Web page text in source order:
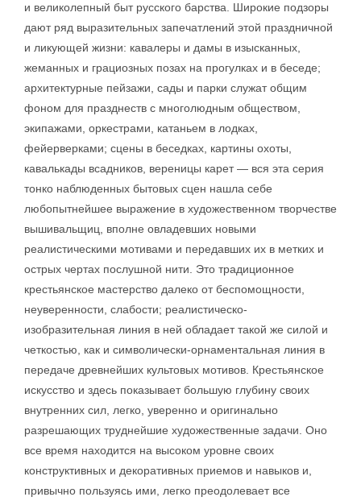
и великолепный быт русского барства. Широкие подзоры
дают ряд выразительных запечатлений этой праздничной
и ликующей жизни: кавалеры и дамы в изысканных,
жеманных и грациозных позах на прогулках и в беседе;
архитектурные пейзажи, сады и парки служат общим
фоном для празднеств с многолюдным обществом,
экипажами, оркестрами, катаньем в лодках,
фейерверками; сцены в беседках, картины охоты,
кавалькады всадников, вереницы карет — вся эта серия
тонко наблюденных бытовых сцен нашла себе
любопытнейшее выражение в художественном творчестве
вышивальщиц, вполне овладевших новыми
реалистическими мотивами и передавших их в метких и
острых чертах послушной нити. Это традиционное
крестьянское мастерство далеко от беспомощности,
неуверенности, слабости; реалистическо-
изобразительная линия в ней обладает такой же силой и
четкостью, как и символически-орнаментальная линия в
передаче древнейших культовых мотивов. Крестьянское
искусство и здесь показывает большую глубину своих
внутренних сил, легко, уверенно и оригинально
разрешающих труднейшие художественные задачи. Оно
все время находится на высоком уровне своих
конструктивных и декоративных приемов и навыков и,
привычно пользуясь ими, легко преодолевает все